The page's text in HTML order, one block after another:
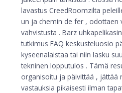
lavastus CreedRoomzilta
un ja chemin de fer , odottaen
vahvistusta . Barz
tutkimus FAQ keskusteluosio
kyseenalaistaa tai niin lasku
tekninen lopputulos . Tämä
organisoitu ja päivittää , jättää
vastauksia pikaisesti ilman